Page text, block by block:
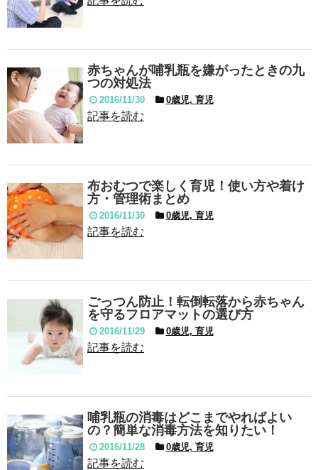
赤ちゃんが哺乳瓶を嫌がったときの九
つの対処法
2016/11/30 0歳児, 育児
記事を読む
布おむつで楽しく育児！使い方や着け
方・管理術まとめ
2016/11/30 0歳児, 育児
記事を読む
ごっつん防止！転倒転落から赤ちゃん
を守るフロアマットの選び方
2016/11/29 0歳児, 育児
記事を読む
哺乳瓶の消毒はどこまでやればよい
の？簡単な消毒方法を知りたい！
2016/11/28 0歳児, 育児
記事を読む